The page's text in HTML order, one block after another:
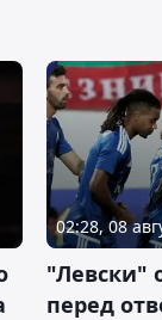
02:28, 08
"Левски"
перед